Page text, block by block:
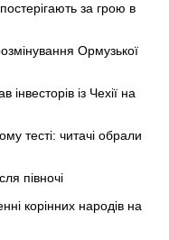
за грою в
Ормузької
із Чехії на
тесті: читачі обрали
півночі
корінних народів на